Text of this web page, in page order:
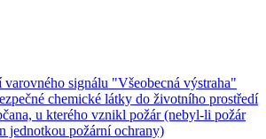
varovného signálu "Všeobecná výstraha"
chemické látky do životního prostředí
u kterého vznikl požár (nebyl-li požár
jednotkou požární ochrany)